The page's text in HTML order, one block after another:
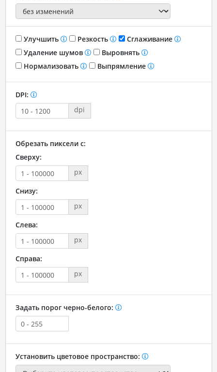
Улучшить Резкость
Сглаживание
Удаление шумов
Выровнять
Нормализовать
Выпрямление
DPI:
dpi
Обрезать пиксели с:
Сверху:
px
Снизу:
px
Слева:
px
Справа:
px
Задать порог черно-белого:
Установить цветовое пространство: